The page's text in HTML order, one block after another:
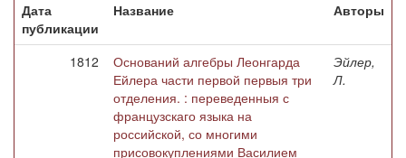
Дата
публикации
Название Авторы
1812
Оснований алгебры Леонгарда
Ейлера части первой первыя три
отделения. : переведенныя с
французскаго языка на
российской, со многими
присовокуплениями Василием
Эйлер,
Л.